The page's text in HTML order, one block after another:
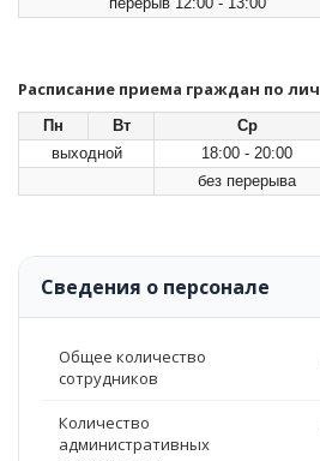
Расписание приема граждан по
Пн Вт Ср
выходной
18:00 - 20:00
без перерыва
Сведения о персонале
Общее количество
сотрудников
Количество
административных